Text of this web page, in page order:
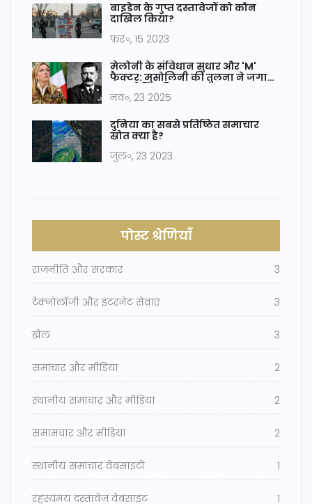
बाइडेन के गुप्त दस्तावेजों को कौन
दाखिल किया?
फ़र॰, 15 2023
मेलोनी के संविधान सुधार और 'M'
फैक्टर: मुसोलिनी की तुलना ने जगाया
नव॰, 23 2025
दुनिया का सबसे प्रतिष्ठित समाचार
स्रोत क्या है?
जुल॰, 23 2023
पोस्ट श्रेणियाँ
राजनीति और सरकार 3
टेक्नोलॉजी और इंटरनेट सेवाएं 3
खेल 3
समाचार और मीडिया 2
स्थानीय समाचार और मीडिया 2
समामचार और मीडिया 2
स्थानीय समाचार वेबसाइटों 1
रहस्यमय दस्तावेज वेबसाइट 1